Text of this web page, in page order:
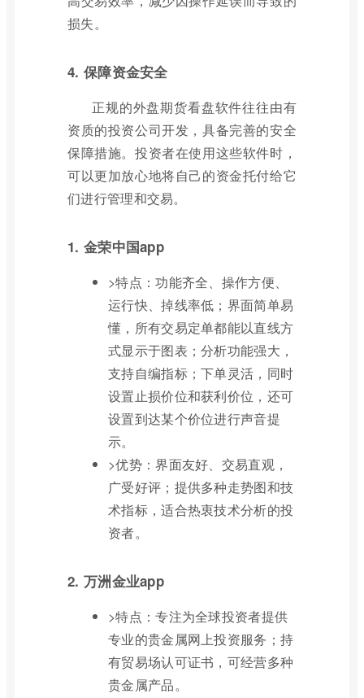
损失。
4. 保障资金安全
正规的外盘期货看盘软件往往由有
资质的投资公司开发，具备完善的安全
保障措施。投资者在使用这些软件时，
可以更加放心地将自己的资金托付给它
们进行管理和交易。
1. 金荣中国app
>特点：功能齐全、操作方便、
运行快、掉线率低；界面简单易
懂，所有交易定单都能以直线方
式显示于图表；分析功能强大，
支持自编指标；下单灵活，同时
设置止损价位和获利价位，还可
设置到达某个价位进行声音提
示。
>优势：界面友好、交易直观，
广受好评；提供多种走势图和技
术指标，适合热衷技术分析的投
资者。
2. 万洲金业app
>特点：专注为全球投资者提供
专业的贵金属网上投资服务；持
有贸易场认可证书，可经营多种
贵金属产品。